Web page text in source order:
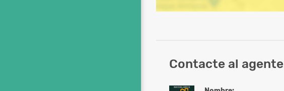
Contacte al agente